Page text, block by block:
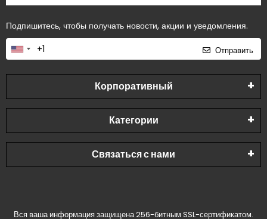
Подпишитесь, чтобы получать новости, акции и уведомления.
Отправить
Корпоративный
Категории
Связаться с нами
Вся ваша информация защищена 256-битным SSL-сертификатом.